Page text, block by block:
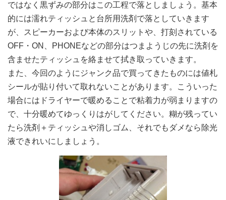
ではなく黒ずみの部分はこの工程で落としましょう。基本
的には濡れティッシュと台所用洗剤で落としていきます
が、スピーカーおよび本体のスリットや、打刻されている
OFF・ON、PHONEなどの部分はつまようじの先に洗剤を
含ませたティッシュを絡ませて拭き取っていきます。
また、今回のようにジャンク品で買ってきたものには値札
シールが貼り付いて取れないことがあります。こういった
場合にはドライヤーで暖めることで粘着力が弱まりますの
で、十分暖めてゆっくりはがしてください。糊が残ってい
たら洗剤＋ティッシュや消しゴム、それでもダメなら除光
液できれいにしましょう。